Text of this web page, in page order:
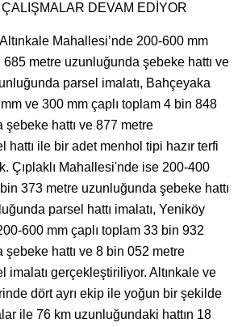
DEVAM EDİYOR
Mahallesi’nde 200-600 mm
685 metre uzunluğunda şebeke hattı ve
parsel imalatı, Bahçeyaka
ve 300 mm çaplı toplam 4 bin 848
hattı ve 877 metre
hattı ile bir adet menhol tipi hazır terfi
Çıplaklı Mahallesi'nde ise 200-400
373 metre uzunluğunda şebeke hattı
parsel hattı imalatı, Yeniköy
600 mm çaplı toplam 33 bin 932
şebeke hattı ve 8 bin 052 metre
imalatı gerçekleştiriliyor. Altınkale ve
dört ayrı ekip ile yoğun bir şekilde
ile 76 km uzunluğundaki hattın 18